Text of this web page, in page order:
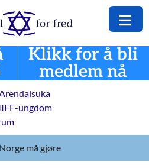
Klikk for å bli
medlem nå
ungdom
må gjøre